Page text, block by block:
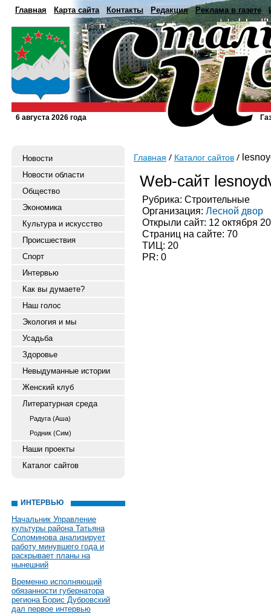
Главная Карта сайта Контакты Редакция Реклама в газете
6 августа 2026 года
Новости
Новости области
Общество
Экономика
Культура и искусство
Происшествия
Спорт
Интервью
Как вы думаете?
Наш голос
Экология и мы
Усадьба
Здоровье
Невыдуманные истории
Женский клуб
Литературная среда
Радуга (Аша)
Родник (Сим)
Наши проекты
Каталог сайтов
ИНТЕРВЬЮ
Начальник Управление
культуры района Татьяна
Соломинова анализирует
работу минувшего года и
раскрывает планы на
нынешний
Временно исполняющий
обязанности губернатора
региона Борис Дубровский
дал первое интервью
Главная Каталог сайтов
Web-сайт
Рубрика: Строительные
Организация: Лесной двор
Открыли сайт: 12 октября
Страниц на сайте: 70
ТИЦ: 20
PR: 0